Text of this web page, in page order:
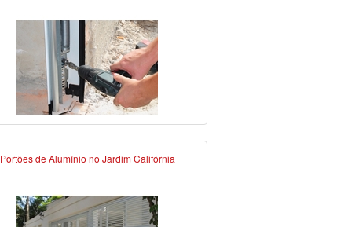
Portões de Alumínio no Jardim Califórnia